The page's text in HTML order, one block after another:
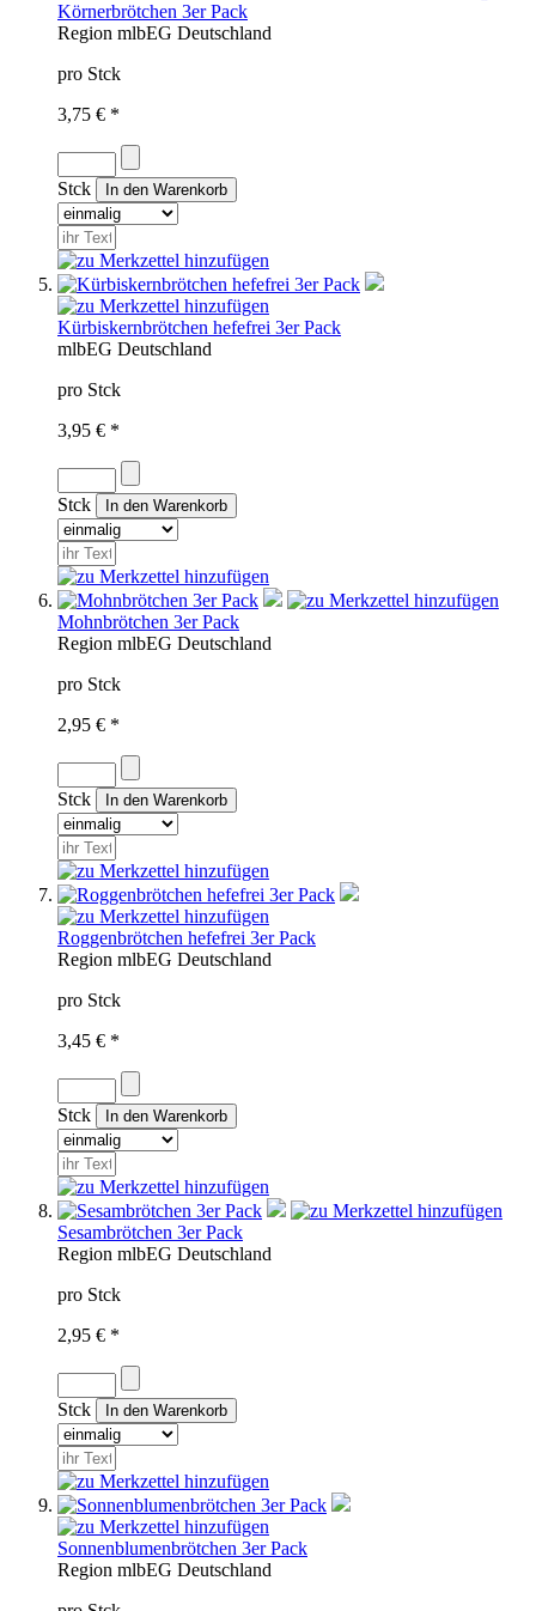
Körnerbrötchen 3er Pack
Region mlbEG Deutschland
pro Stck
3,75 € *
Stck
Kürbiskernbrötchen hefefrei 3er Pack
mlbEG Deutschland
pro Stck
3,95 € *
Stck
Mohnbrötchen 3er Pack
Region mlbEG Deutschland
pro Stck
2,95 € *
Stck
Roggenbrötchen hefefrei 3er Pack
Region mlbEG Deutschland
pro Stck
3,45 € *
Stck
Sesambrötchen 3er Pack
Region mlbEG Deutschland
pro Stck
2,95 € *
Stck
Sonnenblumenbrötchen 3er Pack
Region mlbEG Deutschland